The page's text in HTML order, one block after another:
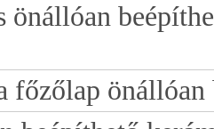
önállóan
főzőlap önállóan